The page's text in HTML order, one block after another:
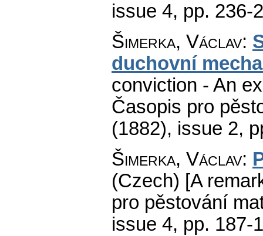
issue 4, pp. 236-
Šimerka, Václav:
duchovní
conviction - An
Časopis pro
(1882), issue 2,
Šimerka, Václav:
(Czech) [A
pro pěstování
issue 4, pp. 187-